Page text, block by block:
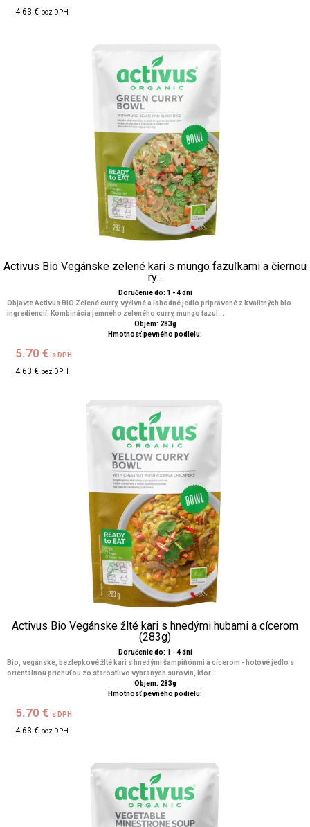
4.63 € bez DPH
Activus Bio Vegánske zelené kari s mungo fazuľkami a čiernou
ry...
Doručenie do: 1 - 4 dní
Objavte Activus BIO Zelené curry, výživné a lahodné jedlo pripravené z kvalitných bio
ingrediencií. Kombinácia jemného zeleného curry, mungo fazul...
Objem: 283g
Hmotnosť pevného podielu:
5.70 € s DPH
4.63 € bez DPH
Activus Bio Vegánske žlté kari s hnedými hubami a cícerom
(283g)
Doručenie do: 1 - 4 dní
Bio, vegánske, bezlepkové žlté kari s hnedými šampiňónmi a cícerom - hotové jedlo s
orientálnou príchuťou zo starostlivo vybraných surovín, ktor...
Objem: 283g
Hmotnosť pevného podielu:
5.70 € s DPH
4.63 € bez DPH